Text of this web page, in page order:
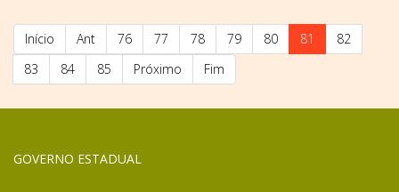
Início Ant 76 77 78 79 80 81
82
83
84 85 Próximo Fim
GOVERNO ESTADUAL